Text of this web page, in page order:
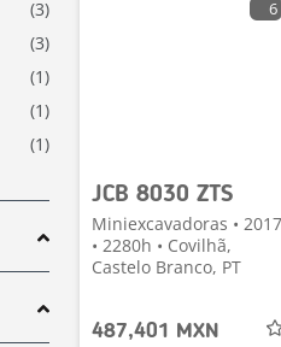
6
JCB 8030 ZTS
Miniexcavadoras • 2017
• 2280h • Covilhã,
Castelo Branco, PT
487,401 MXN